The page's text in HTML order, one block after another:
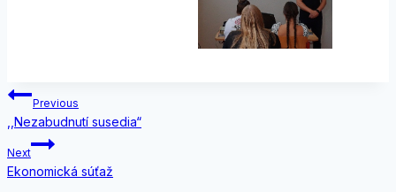
Navigácia
v
článku
Previous
,,Nezabudnutí susedia“
Next
Ekonomická súťaž